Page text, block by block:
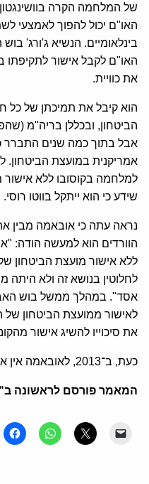
של המלחמה הקרה
האו"ם יכול להפוך לאמצעי
בינלאומיים. הנשיא ג'ורג'
האו"ם לקבל אישור לתקיפתו
את כוויית.
הוא קיבל את תמיכתן של
אבל בתוך כמה שנים התברר
למלחמה בקוסובו ללא אישור
שידע כי הוא ייתקל בווטו רוסי.
נראה עתה כי אובאמה מבין
הוורדים הוא למעשה הודה:
ללא אישור מועצת הביטחון
לחלוטין בנושא זה ולא היתה
לאישור ממועצת הביטחון
את סיכוייו להשיג אישור
כעת, ב־2013, לאובאמה אין את אותן הפריבילגיות.
המאמר פורסם לראשונה ב"